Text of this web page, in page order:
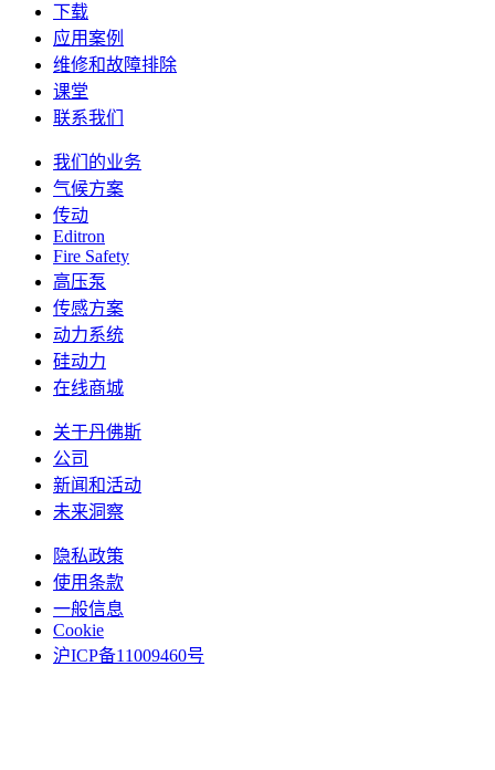
下载
应用案例
维修和故障排除
课堂
联系我们
我们的业务
气候方案
传动
Editron
Fire Safety
高压泵
传感方案
动力系统
硅动力
在线商城
关于丹佛斯
公司
新闻和活动
未来洞察
隐私政策
使用条款
一般信息
Cookie
沪ICP备11009460号